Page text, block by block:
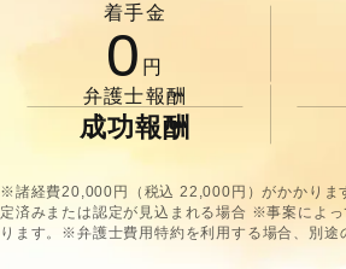
着手金
0 円
弁護士報酬
成功報酬
※諸経費20,000円（税込 22,000円）がかかりま
定済みまたは認定が見込まれる場合 ※事案によ
ります。※弁護士費用特約を利用する場合、別途